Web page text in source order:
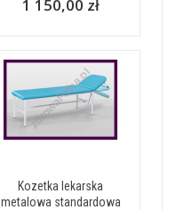
1 150,00 zł
Kozetka lekarska
metalowa standardowa